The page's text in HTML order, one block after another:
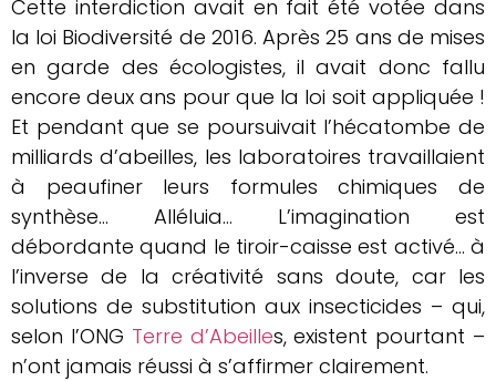
Cette interdiction avait en fait été votée dans
la loi Biodiversité de 2016. Après 25 ans de mises
en garde des écologistes, il avait donc fallu
encore deux ans pour que la loi soit appliquée !
Et pendant que se poursuivait l’hécatombe de
milliards d’abeilles, les laboratoires travaillaient
à peaufiner leurs formules chimiques de
synthèse… Alléluia… L’imagination est
débordante quand le tiroir-caisse est activé… à
l’inverse de la créativité sans doute, car les
solutions de substitution aux insecticides – qui,
selon l’ONG Terre d’Abeilles, existent pourtant –
n’ont jamais réussi à s’affirmer clairement.